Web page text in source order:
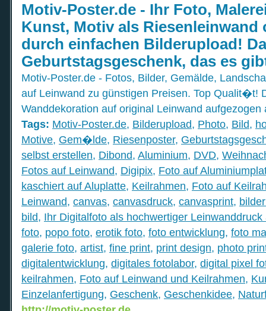
Motiv-Poster.de - Ihr Foto,
Kunst, Motiv als Riesenleinwand
durch einfachen Bilderupload!
Geburtstagsgeschenk, das es
Motiv-Poster.de - Fotos, Bilder, Gemälde,
auf Leinwand zu günstigen Preisen. Top Qualit�t!
Wanddekoration auf original Leinwand aufgezogen
Tags: Motiv-Poster.de, Bilderupload, Photo, Bild,
Motive, Gem�lde, Riesenposter,
selbst erstellen, Dibond, Aluminium, DVD,
Fotos auf Leinwand, Digipix, Foto auf
kaschiert auf Aluplatte, Keilrahmen, Foto auf
Leinwand, canvas, canvasdruck, canvasprint,
bild, Ihr Digitalfoto als hochwertiger Leinwanddruck
foto, popo foto, erotik foto, foto entwicklung, foto
galerie foto, artist, fine print, print design, photo
digitalentwicklung, digitales fotolabor, digital pixel
keilrahmen, Foto auf Leinwand und Keilrahmen,
Einzelanfertigung, Geschenk, Geschenkidee,